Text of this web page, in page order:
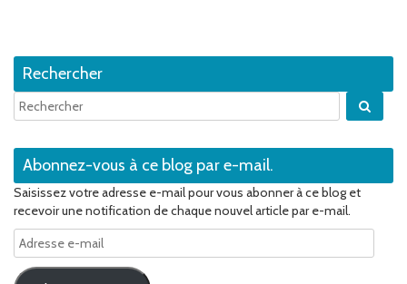
Rechercher
Abonnez-vous à ce blog par e-mail.
Saisissez votre adresse e-mail pour vous abonner à ce blog et
recevoir une notification de chaque nouvel article par e-mail.
Adresse
e-
mail